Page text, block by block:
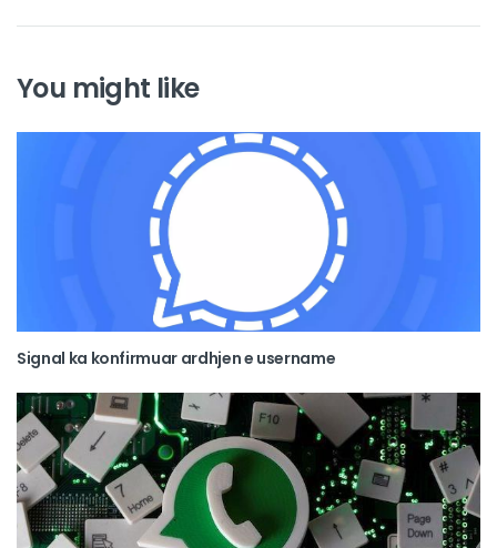
You might like
Signal ka konfirmuar ardhjen e username